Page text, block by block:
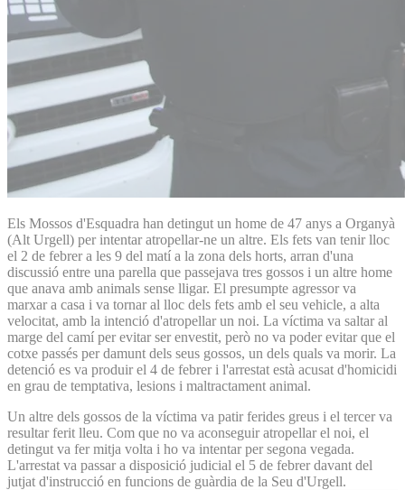
Els Mossos d'Esquadra han detingut un home de 47 anys a Organyà
(Alt Urgell) per intentar atropellar-ne un altre. Els fets van tenir lloc
el 2 de febrer a les 9 del matí a la zona dels horts, arran d'una
discussió entre una parella que passejava tres gossos i un altre home
que anava amb animals sense lligar. El presumpte agressor va
marxar a casa i va tornar al lloc dels fets amb el seu vehicle, a alta
velocitat, amb la intenció d'atropellar un noi. La víctima va saltar al
marge del camí per evitar ser envestit, però no va poder evitar que el
cotxe passés per damunt dels seus gossos, un dels quals va morir. La
detenció es va produir el 4 de febrer i l'arrestat està acusat d'homicidi
en grau de temptativa, lesions i maltractament animal.
Un altre dels gossos de la víctima va patir ferides greus i el tercer va
resultar ferit lleu. Com que no va aconseguir atropellar el noi, el
detingut va fer mitja volta i ho va intentar per segona vegada.
L'arrestat va passar a disposició judicial el 5 de febrer davant del
jutjat d'instrucció en funcions de guàrdia de la Seu d'Urgell.